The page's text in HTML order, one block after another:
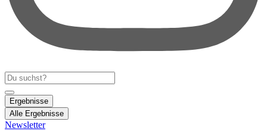
Search
...
Ergebnisse
Alle Ergebnisse
Newsletter